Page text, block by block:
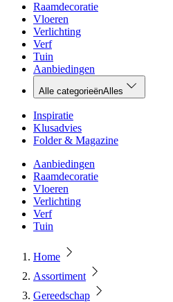
Raamdecoratie
Vloeren
Verlichting
Verf
Tuin
Aanbiedingen
Alle categorieënAlles
Inspiratie
Klusadvies
Folder & Magazine
Aanbiedingen
Raamdecoratie
Vloeren
Verlichting
Verf
Tuin
Home
Assortiment
Gereedschap